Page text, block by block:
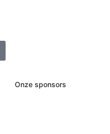
Onze sponsors